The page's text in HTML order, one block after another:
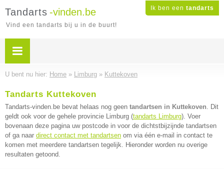
Ik ben een tandarts
Tandarts -vinden.be
Vind een tandarts bij u in de buurt!
U bent nu hier: Home » Limburg » Kuttekoven
Tandarts Kuttekoven
Tandarts-vinden.be bevat helaas nog geen tandartsen in Kuttekoven. Dit
geldt ook voor de gehele provincie Limburg (tandarts Limburg). Voer
bovenaan deze pagina uw postcode in voor de dichtstbijzijnde tandartsen
of ga naar direct contact met tandartsen om via één e-mail in contact te
komen met meerdere tandartsen tegelijk. Hieronder worden nu overige
resultaten getoond.